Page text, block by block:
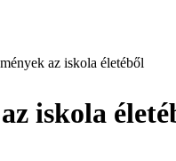
az iskola életéből
iskola